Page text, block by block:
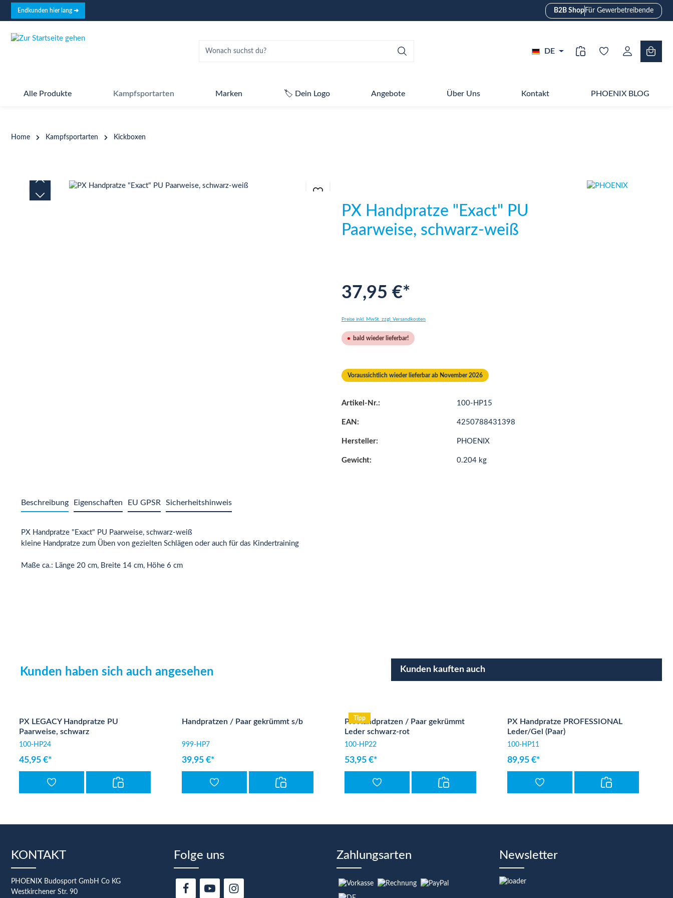
Zur Hauptnavigation springen
Endkunden hier lang ➜ B2B Shop Für Gewerbetreibende
DE
Alle Produkte Kampfsportarten Marken 🏷️ Dein Logo Angebote Über Uns Kontakt PHOENIX BLOG
Home Kampfsportarten Kickboxen
Bildergalerie überspringen
PX Handpratze "Exact" PU
Paarweise, schwarz-weiß
37,95 €*
Preise inkl. MwSt. zzgl. Versandkosten
bald wieder lieferbar!
Voraussichtlich wieder lieferbar ab November 2026
Artikel-Nr.: 100-HP15
EAN: 4250788431398
Hersteller: PHOENIX
Gewicht: 0.204 kg
Beschreibung Eigenschaften EU GPSR Sicherheitshinweis
PX Handpratze "Exact" PU Paarweise, schwarz-weiß
kleine Handpratze zum Üben von gezielten Schlägen oder auch für das Kindertraining
Maße ca.: Länge 20 cm, Breite 14 cm, Höhe 6 cm
Kunden haben sich auch angesehen Kunden kauften auch
PX LEGACY Handpratze PU
Paarweise, schwarz
100-HP24
45,95 €*
Handpratzen / Paar gekrümmt s/b
999-HP7
39,95 €*
Tipp
PX Handpratzen / Paar gekrümmt
Leder schwarz-rot
100-HP22
53,95 €*
PX Handpratze PROFESSIONAL
Leder/Gel (Paar)
100-HP11
89,95 €*
KONTAKT
PHOENIX Budosport GmbH Co KG
Westkirchener Str. 90
Folge uns Zahlungsarten Newsletter